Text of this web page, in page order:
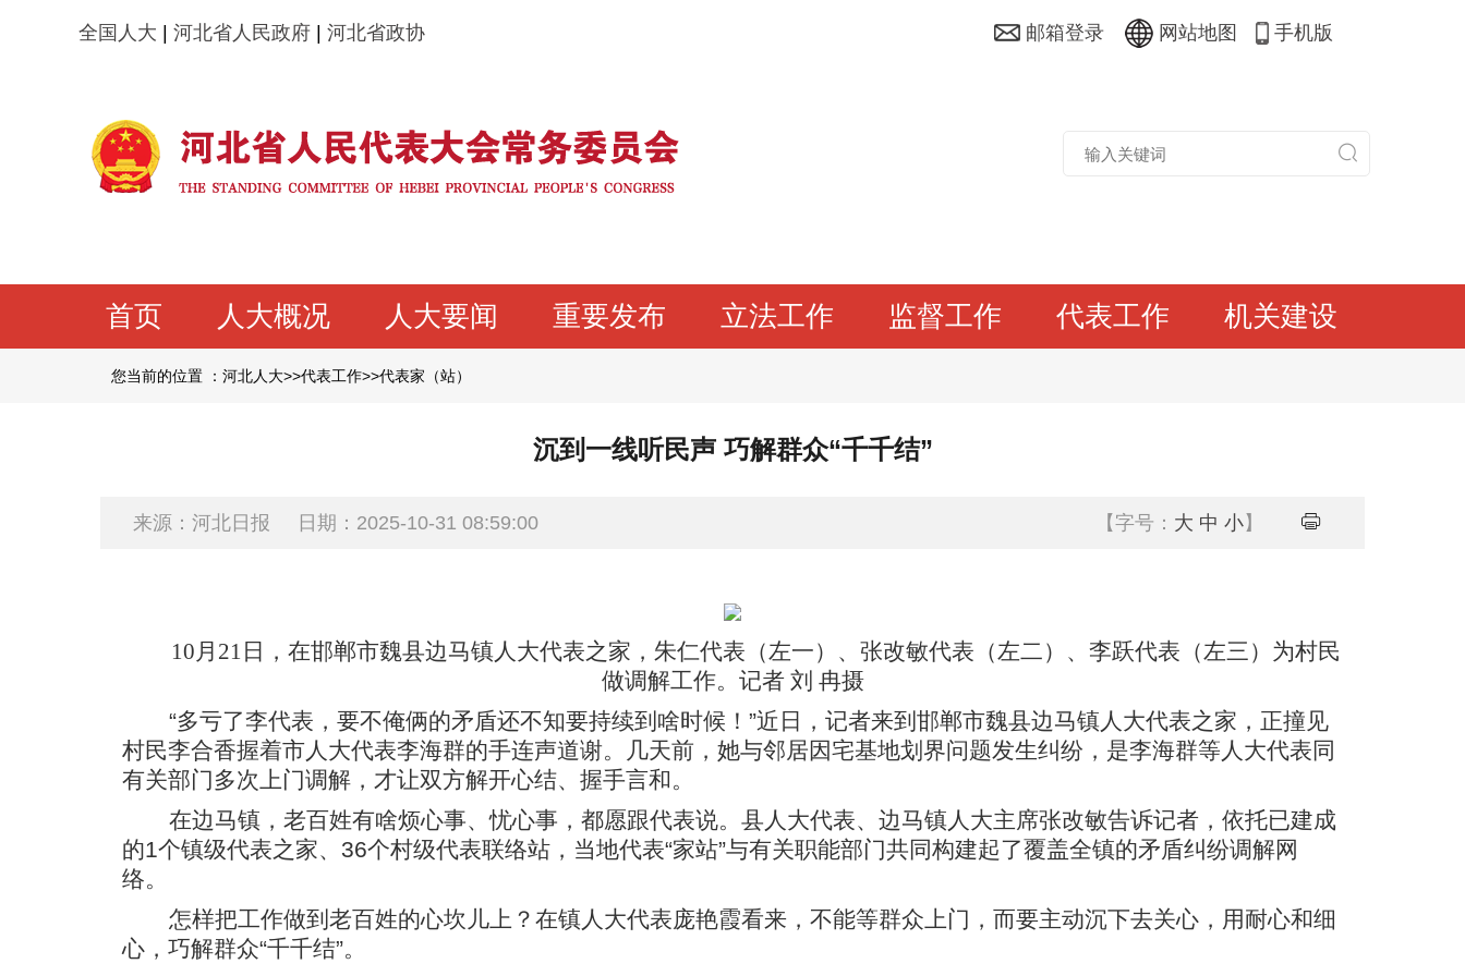
全国人大 河北省人民政府 河北省政协 邮箱登录 网站地图 手机版
首页 人大概况 人大要闻 重要发布 立法工作 监督工作 代表工作 机关建设
您当前的位置 ： 河北人大>>代表工作>>代表家（站）
沉到一线听民声 巧解群众“千千结”
来源：河北日报 日期：2025-10-31 08:59:00 【字号： 大 中 小】
10月21日，在邯郸市魏县边马镇人大代表之家，朱仁代表（左一）、张改敏代表（左二）、李跃代表（左三）为村民
做调解工作。记者 刘 冉摄
“多亏了李代表，要不俺俩的矛盾还不知要持续到啥时候！”近日，记者来到邯郸市魏县边马镇人大代表之家，正撞见
村民李合香握着市人大代表李海群的手连声道谢。几天前，她与邻居因宅基地划界问题发生纠纷，是李海群等人大代表同
有关部门多次上门调解，才让双方解开心结、握手言和。
在边马镇，老百姓有啥烦心事、忧心事，都愿跟代表说。县人大代表、边马镇人大主席张改敏告诉记者，依托已建成
的1个镇级代表之家、36个村级代表联络站，当地代表“家站”与有关职能部门共同构建起了覆盖全镇的矛盾纠纷调解网
络。
怎样把工作做到老百姓的心坎儿上？在镇人大代表庞艳霞看来，不能等群众上门，而要主动沉下去关心，用耐心和细
心，巧解群众“千千结”。